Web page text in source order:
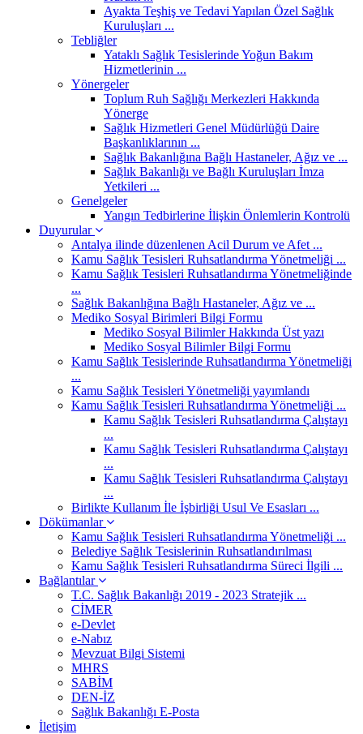
Ayakta Teşhiş ve Tedavi Yapılan Özel Sağlık
Kuruluşları ...
Tebliğler
Yataklı Sağlık Tesislerinde Yoğun Bakım
Hizmetlerinin ...
Yönergeler
Toplum Ruh Sağlığı Merkezleri Hakkında
Yönerge
Sağlık Hizmetleri Genel Müdürlüğü Daire
Başkanlıklarının ...
Sağlık Bakanlığına Bağlı Hastaneler, Ağız ve ...
Sağlık Bakanlığı ve Bağlı Kuruluşları İmza
Yetkileri ...
Genelgeler
Yangın Tedbirlerine İlişkin Önlemlerin Kontrolü
Duyurular
Antalya ilinde düzenlenen Acil Durum ve Afet ...
Kamu Sağlık Tesisleri Ruhsatlandırma Yönetmeliği ...
Kamu Sağlık Tesisleri Ruhsatlandırma Yönetmeliğinde
...
Sağlık Bakanlığına Bağlı Hastaneler, Ağız ve ...
Mediko Sosyal Birimleri Bilgi Formu
Mediko Sosyal Bilimler Hakkında Üst yazı
Mediko Sosyal Bilimler Bilgi Formu
Kamu Sağlık Tesislerinde Ruhsatlandırma Yönetmeliği
...
Kamu Sağlık Tesisleri Yönetmeliği yayımlandı
Kamu Sağlık Tesisleri Ruhsatlandırma Yönetmeliği ...
Kamu Sağlık Tesisleri Ruhsatlandırma Çalıştayı
...
Kamu Sağlık Tesisleri Ruhsatlandırma Çalıştayı
...
Kamu Sağlık Tesisleri Ruhsatlandırma Çalıştayı
...
Birlikte Kullanım İle İşbirliği Usul Ve Esasları ...
Dökümanlar
Kamu Sağlık Tesisleri Ruhsatlandırma Yönetmeliği ...
Belediye Sağlık Tesislerinin Ruhsatlandırılması
Kamu Sağlık Tesisleri Ruhsatlandırma Süreci İlgili ...
Bağlantılar
T.C. Sağlık Bakanlığı 2019 - 2023 Stratejik ...
CİMER
e-Devlet
e-Nabız
Mevzuat Bilgi Sistemi
MHRS
SABİM
DEN-İZ
Sağlık Bakanlığı E-Posta
İletişim